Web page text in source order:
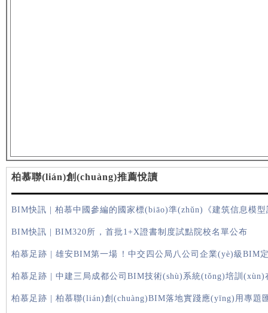
柏慕聯(lián)創(chuàng)推薦悅讀
BIM快訊 | 柏慕中國參編的國家標(biāo)準(zhǔn)《建筑信息模型
BIM快訊 | BIM320所，首批1+X證書制度試點院校名單公布
柏慕足跡 | 雄安BIM第一場！中交四公局八公司企業(yè)級BIM
柏慕足跡 | 中建三局成都公司BIM技術(shù)系統(tǒng)培訓(xùn)
柏慕足跡 | 柏慕聯(lián)創(chuàng)BIM落地實踐應(yīng)用專題